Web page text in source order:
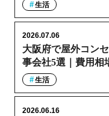
生活
大阪府で屋外コン
事会社5選｜費用相
2026.07.06
生活
2026.06.16